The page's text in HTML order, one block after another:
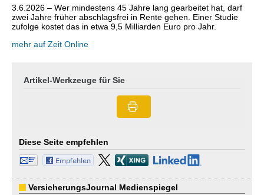
3.6.2026 – Wer mindestens 45 Jahre lang gearbeitet hat, darf
zwei Jahre früher abschlagsfrei in Rente gehen. Einer Studie
zufolge kostet das in etwa 9,5 Milliarden Euro pro Jahr.
mehr auf Zeit Online
Artikel-Werkzeuge für Sie
Diese Seite empfehlen
VersicherungsJournal Medienspiegel